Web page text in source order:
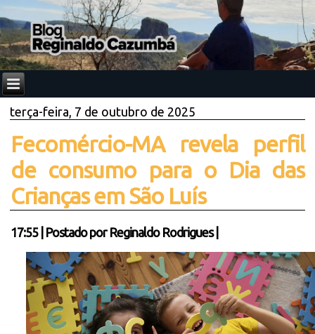
terça-feira, 7 de outubro de 2025
Fecomércio-MA revela perfil
de consumo para o Dia das
Crianças em São Luís
17:55| Postado por Reginaldo Rodrigues